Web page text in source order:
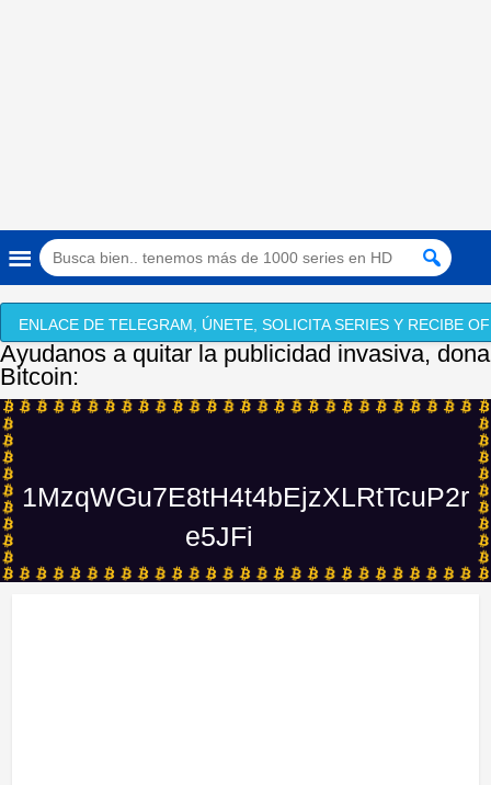
ENLACE DE TELEGRAM, ÚNETE, SOLICITA SERIES Y RECIBE
Ayudanos a quitar la publicidad invasiva, dona
Bitcoin:
1MzqWGu7E8tH4t4bEjzXLRtTcuP2r
e5JFi